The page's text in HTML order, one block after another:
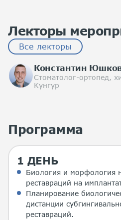
Лекторы
Все лекторы
Константин
Стоматолог-ортопед,
Кунгур
Программа
1 ДЕНЬ
Биология и морфология
реставраций на
Планирование
дистанции
реставраций.